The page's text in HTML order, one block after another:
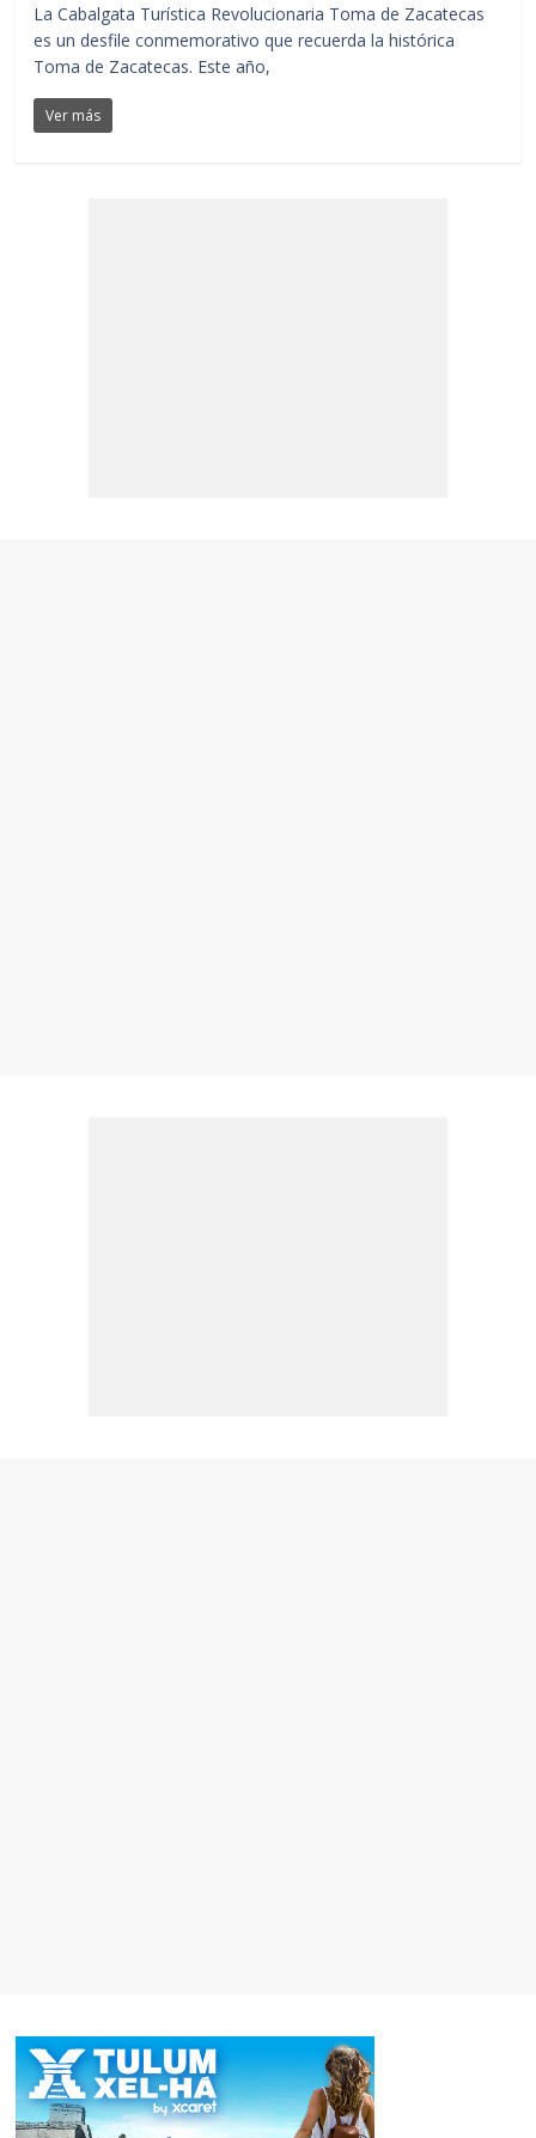
La Cabalgata Turística Revolucionaria Toma de Zacatecas
es un desfile conmemorativo que recuerda la histórica
Toma de Zacatecas. Este año,
Ver más